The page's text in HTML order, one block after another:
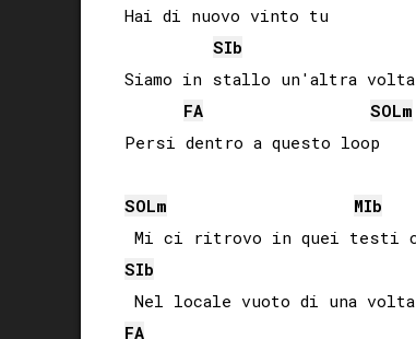
Hai di nuovo vinto tu
SIb
Siamo in stallo un'altra volta
FA
SOLm
Persi dentro a questo loop
SOLm
MIb
SIb
FA